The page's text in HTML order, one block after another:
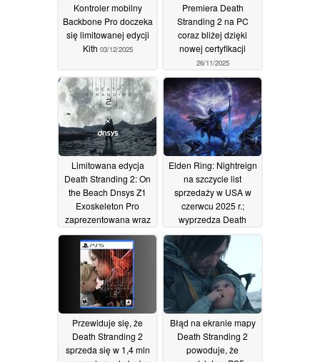
Kontroler mobilny
Backbone Pro doczeka
się limitowanej edycji
Kith 03/12/2025
Premiera Death
Stranding 2 na PC
coraz bliżej dzięki
nowej certyfikacji
26/11/2025
Limitowana edycja
Death Stranding 2: On
the Beach Dnsys Z1
Exoskeleton Pro
zaprezentowana wraz
z konkursem
rozdawniczym11/11/2025
Elden Ring: Nightreign
na szczycie list
sprzedaży w USA w
czerwcu 2025 r.;
wyprzedza Death
Stranding 2 i Mario
Kart World24/07/2025
Przewiduje się, że
Death Stranding 2
sprzeda się w 1,4 mln
Błąd na ekranie mapy
Death Stranding 2
powoduje, że